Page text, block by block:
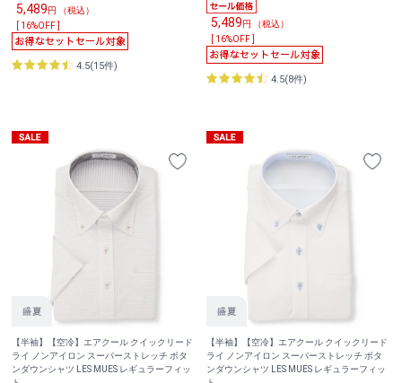
5,489円 （税込）
[ 16%OFF ]
4.5(15件)
5,489円 （税込）
[ 16%OFF ]
4.5(8件)
【半袖】【空冷】エアクール クイックリード
ライ ノンアイロン スーパーストレッチ ボタ
ンダウンシャツ LES MUES レギュラーフィッ
【半袖】【空冷】エアクール クイックリード
ライ ノンアイロン スーパーストレッチ ボタ
ンダウンシャツ LES MUES レギュラーフィッ